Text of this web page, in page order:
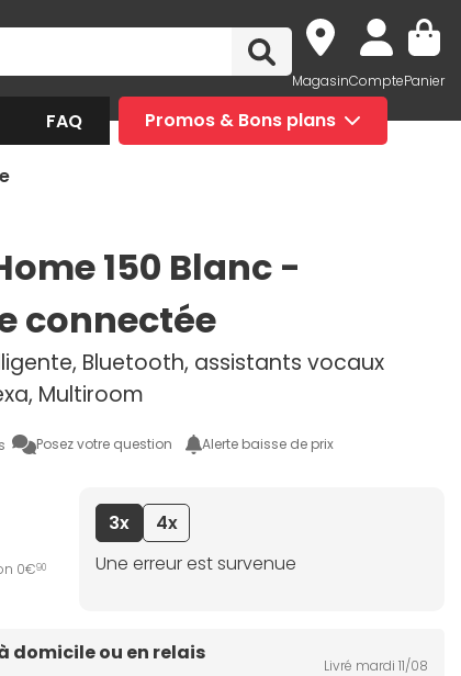
MagasinComptePanier
FAQ Promos & Bons plans
150 Blanc -
connectée
Bluetooth, assistants vocaux
Multiroom
Posez votre question Alerte baisse de prix
0€90
3x
4x
Une erreur est survenue
domicile ou en relais
Livré mardi 11/08